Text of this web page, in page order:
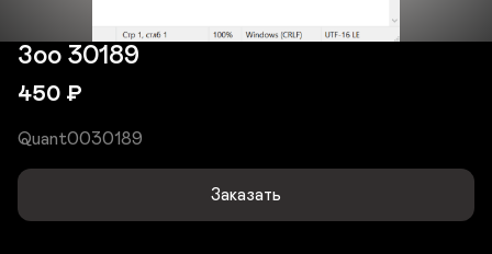
Зоо 30189
450 ₽
Quant0030189
Заказать